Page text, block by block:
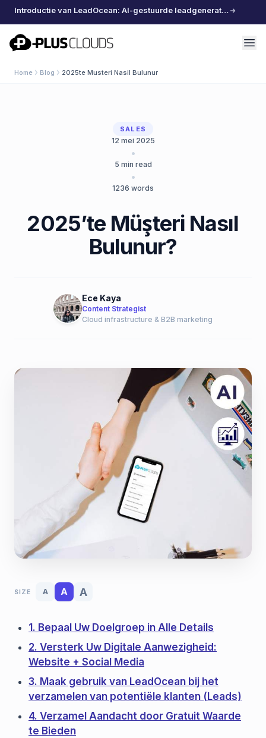
Introductie van LeadOcean: AI-gestuurde leadgeneratie, samengestelde data, moeiteloos schalen
PlusClouds
Home Blog 2025te Musteri Nasil Bulunur
SALES
12 mei 2025
•
5 min read
•
1236 words
2025’te Müşteri Nasıl
Bulunur?
Ece Kaya
Content Strategist
Cloud infrastructure & B2B marketing
SIZE A A A
1. Bepaal Uw Doelgroep in Alle Details
2. Versterk Uw Digitale Aanwezigheid:
Website + Social Media
3. Maak gebruik van LeadOcean bij het
verzamelen van potentiële klanten (Leads)
4. Verzamel Aandacht door Gratuit Waarde
te Bieden